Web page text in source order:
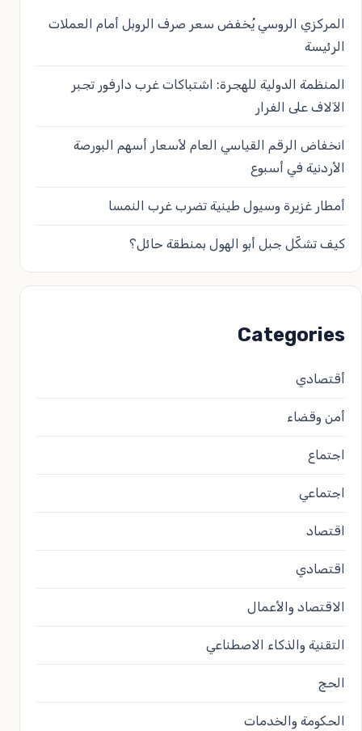
المركزي الروسي يُخفض سعر صرف الروبل أمام العملات
الرئيسة
المنظمة الدولية للهجرة: اشتباكات غرب دارفور تجبر
الآلاف على الفرار
انخفاض الرقم القياسي العام لأسعار أسهم البورصة
الأردنية في أسبوع
أمطار غزيرة وسيول طينية تضرب غرب النمسا
كيف تشكّل جبل أبو الهول بمنطقة حائل؟
Categories
أقتصادي
أمن وقضاء
اجتماع
اجتماعي
اقتصاد
اقتصادي
الاقتصاد والأعمال
التقنية والذكاء الاصطناعي
الحج
الحكومة والخدمات